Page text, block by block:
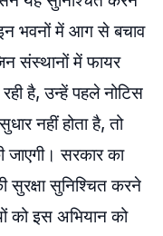
भवनों में आग से बचाव
संस्थानों में फायर
है, उन्हें पहले नोटिस
नहीं होता है, तो
जाएगी। सरकार का
सुरक्षा सुनिश्चित करने
को इस अभियान को